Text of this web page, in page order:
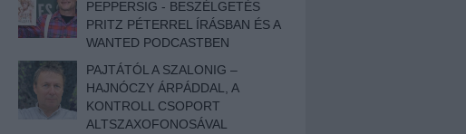
PEPPERSIG - BESZÉLGETÉS
PRITZ PÉTERREL ÍRÁSBAN ÉS A
WANTED PODCASTBEN
PAJTÁTÓL A SZALONIG –
HAJNÓCZY ÁRPÁDDAL, A
KONTROLL CSOPORT
ALTSZAXOFONOSÁVAL